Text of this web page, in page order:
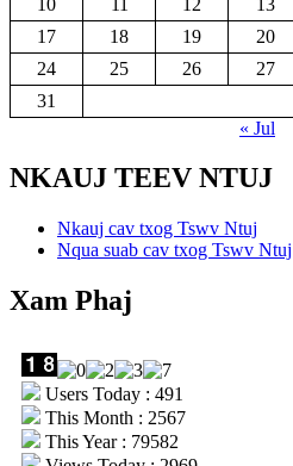
17
18 19 20
24
25 26 27
31
« Jul
NKAUJ TEEV NTUJ
Nkauj cav txog Tswv Ntuj
Nqua suab cav txog Tswv Ntuj
Xam Phaj
Users Today : 491
This Month : 2567
This Year : 79582